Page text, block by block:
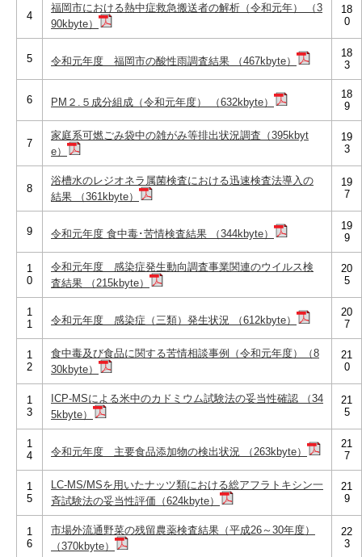
4
福岡市における熱中症救急搬送者の解析（令和元年） （3
90kbyte）
18
0
5 令和元年度 福岡市の酸性雨調査結果 （467kbyte）
18
3
6 PM２.５成分組成（令和元年度） （632kbyte）
18
9
7
家庭系可燃ごみ袋中の雑がみ等排出状況調査（395kbyt
e）
19
3
8
浴槽水のレジオネラ属菌検査における迅速検査法導入の
結果 （361kbyte）
19
7
9 令和元年度 食中毒･苦情検査結果 （344kbyte）
19
9
1
0
令和元年度 感染症発生動向調査事業関連のウイルス検
査結果 （215kbyte）
20
5
1
1
令和元年度 感染症（三類）発生状況 （612kbyte）
20
7
1
2
食中毒及び食品に関する苦情相談事例（令和元年度）（8
30kbyte）
21
0
1
3
ICP-MSによる米中のカドミウム試験法の妥当性確認 （34
5kbyte）
21
5
1
4
令和元年度 主要食品添加物の検出状況 （263kbyte）
21
7
1
5
LC-MS/MSを用いたナッツ類における総アフラトキシン一
斉試験法の妥当性評価（624kbyte）
21
9
1
6
市場外流通野菜の残留農薬検査結果（平成26～30年度）
（370kbyte）
22
3